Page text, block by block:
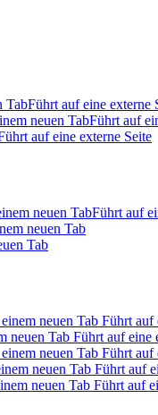
TabFührt auf eine externe
neuen TabFührt auf
auf eine externe Seite
neuen TabFührt auf
neuen Tab
Tab
neuen Tab Führt auf
neuen Tab Führt auf eine
neuen Tab Führt auf
neuen Tab Führt auf
neuen Tab Führt auf